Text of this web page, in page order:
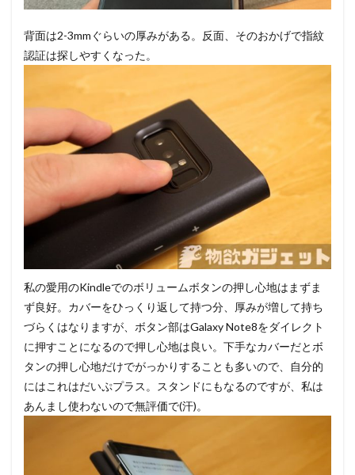
背面は2-3mmぐらいの厚みがある。反面、そのおかげで指紋
認証は探しやすくなった。
私の愛用のKindleでのボリュームボタンの押し心地はまずま
ず良好。カバーをひっくり返して持つ分、厚みが増して持ち
づらくはなりますが、ボタン部はGalaxy Note8をダイレクト
に押すことになるので押し心地は良い。下手なカバーだとボ
タンの押し心地だけでがっかりすることも多いので、自分的
にはこれはだいぷプラス。スタンドにもなるのですが、私は
あんまし使わないので無評価で(汗)。